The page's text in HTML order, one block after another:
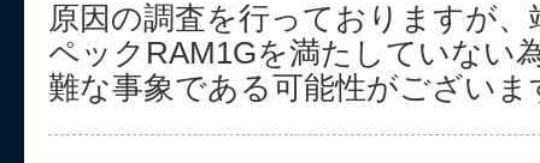
原因の調査を行っておりますが
ペックRAM1Gを満たしていない
難な事象である可能性がございま